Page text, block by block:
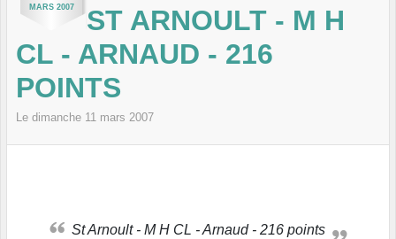
MARS 2007
ST ARNOULT - M H
CL - ARNAUD - 216
POINTS
Le dimanche 11 mars 2007
St Arnoult - M H CL - Arnaud - 216 points